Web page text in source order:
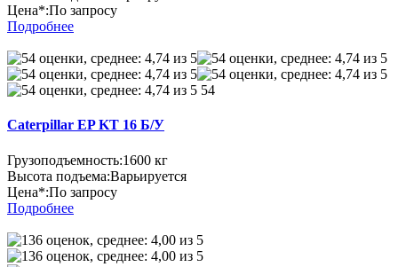
Цена*:По запросу
Подробнее
54
Caterpillar EP KT 16 Б/У
Грузоподъемность:1600 кг
Высота подъема:Варьируется
Цена*:По запросу
Подробнее